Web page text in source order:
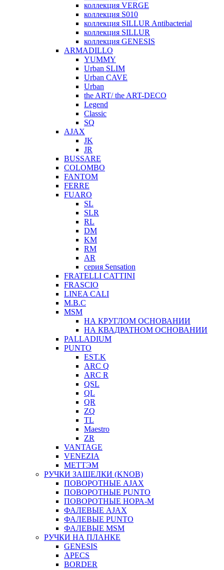
коллекция VERGE
коллекция S010
коллекция SILLUR Antibacterial
коллекция SILLUR
коллекция GENESIS
ARMADILLO
YUMMY
Urban SLIM
Urban CAVE
Urban
the ART/ the ART-DECO
Legend
Classic
SQ
AJAX
JK
JR
BUSSARE
COLOMBO
FANTOM
FERRE
FUARO
SL
SLR
RL
DM
KM
RM
AR
серия Sensation
FRATELLI CATTINI
FRASCIO
LINEA CALI
M.B.C
MSM
НА КРУГЛОМ ОСНОВАНИИ
НА КВАДРАТНОМ ОСНОВАНИИ
PALLADIUM
PUNTO
EST.K
ARC Q
ARC R
QSL
QL
QR
ZQ
TL
Maestro
ZR
VANTAGE
VENEZIA
МЕТТЭМ
РУЧКИ ЗАЩЕЛКИ (KNOB)
ПОВОРОТНЫЕ AJAX
ПОВОРОТНЫЕ PUNTO
ПОВОРОТНЫЕ НОРА-М
ФАЛЕВЫЕ AJAX
ФАЛЕВЫЕ PUNTO
ФАЛЕВЫЕ MSM
РУЧКИ НА ПЛАНКЕ
GENESIS
APECS
BORDER